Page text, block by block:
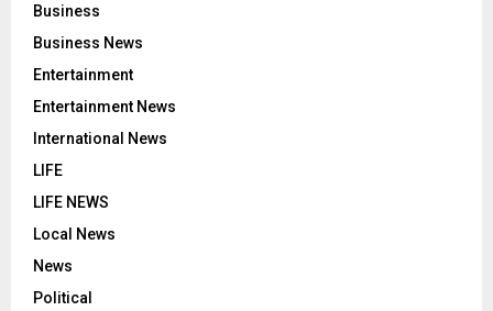
Business
Business News
Entertainment
Entertainment News
International News
LIFE
LIFE NEWS
Local News
News
Political